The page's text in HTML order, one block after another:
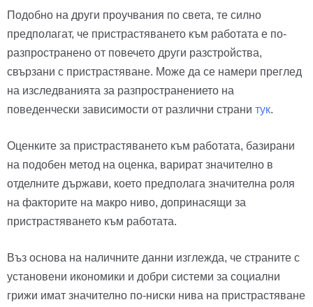
Подобно на други проучвания по света, те силно
предполагат, че пристрастяването към работата е по-
разпространено от повечето други разстройства,
свързани с пристрастяване. Може да се намери преглед
на изследванията за разпространението на
поведенчески зависимости от различни страни тук.
Оценките за пристрастяването към работата, базирани
на подобен метод на оценка, варират значително в
отделните държави, което предполага значителна роля
на факторите на макро ниво, допринасящи за
пристрастяването към работата.
Въз основа на наличните данни изглежда, че страните с
установени икономики и добри системи за социални
грижи имат значително по-ниски нива на пристрастяване